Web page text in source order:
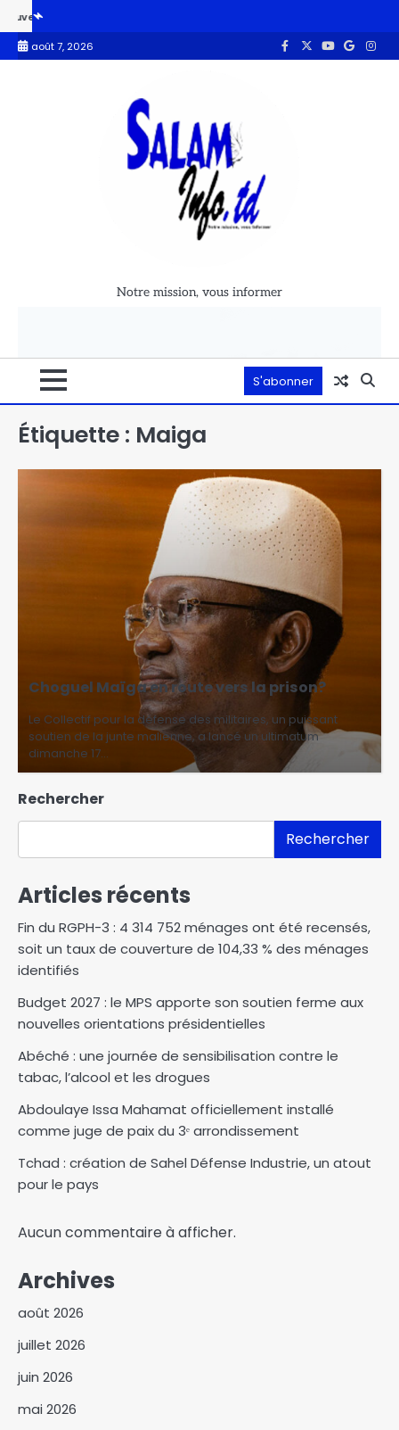
104,33 % des ménages identifiés
août 7, 2026
Notre mission, vous informer
S'abonner
Étiquette : Maiga
Choguel Maïga en route vers la prison?
Le Collectif pour la défense des militaires, un puissant
soutien de la junte malienne, a lancé un ultimatum
dimanche 17…
Rechercher
Rechercher
Articles récents
Fin du RGPH-3 : 4 314 752 ménages ont été recensés,
soit un taux de couverture de 104,33 % des ménages
identifiés
Budget 2027 : le MPS apporte son soutien ferme aux
nouvelles orientations présidentielles
Abéché : une journée de sensibilisation contre le
tabac, l’alcool et les drogues
Abdoulaye Issa Mahamat officiellement installé
comme juge de paix du 3ᵉ arrondissement
Tchad : création de Sahel Défense Industrie, un atout
pour le pays
Aucun commentaire à afficher.
Archives
août 2026
juillet 2026
juin 2026
mai 2026